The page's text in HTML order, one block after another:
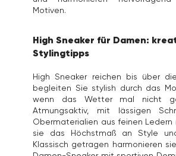
Motiven.
High Sneaker für Damen:
Stylingtipps
High Sneaker reichen bis über
begleiten Sie stylish durch das
wenn das Wetter mal nicht
Atmungsaktiv, mit lässigen
Obermaterialien aus feinen Ledern
sie das Höchstmaß an Style
Klassisch getragen harmonieren